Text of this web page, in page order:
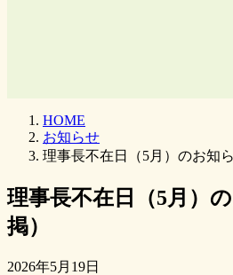
HOME
お知らせ
理事長不在日（5月）のお知
理事長不在日（5月）
掲）
2026年5月19日